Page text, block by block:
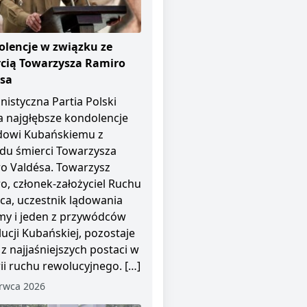
w związku ze
Towarzysza Ramiro
Partia Polski
najgłębsze kondolencje
Kubańskiemu z
śmierci Towarzysza
Valdésa. Towarzysz
członek-założyciel Ruchu
uczestnik lądowania
i jeden z przywódców
Kubańskiej, pozostaje
najjaśniejszych postaci w
ruchu rewolucyjnego. […]
2026